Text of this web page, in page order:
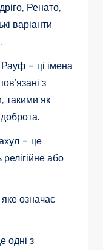
Ренато,
варіанти
– ці імена
з
такими як
– це
релігійне або
означає
одні з